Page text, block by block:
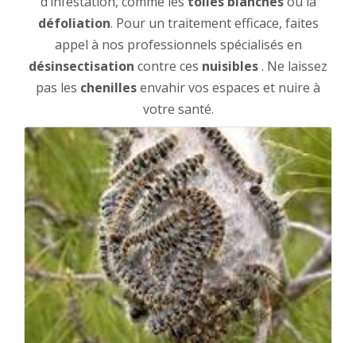
défoliation. Pour un traitement efficace, faites
appel à nos professionnels spécialisés en
désinsectisation contre ces nuisibles. Ne laissez
pas les chenillesenvahir vos espaces et nuire à
votre santé.